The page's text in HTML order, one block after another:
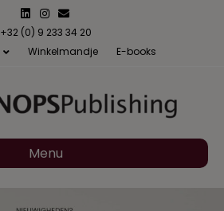
LinkedinInstagram
Email
+32 (0) 9 233 34 20
Winkelmandje E-books
Menu